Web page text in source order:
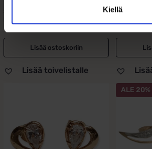
Kiellä
Suomessa valmistetut puolipyöreät
Lisää ostoskoriin
Lisää toivelistalle
Klassiset 4
ALE 20%